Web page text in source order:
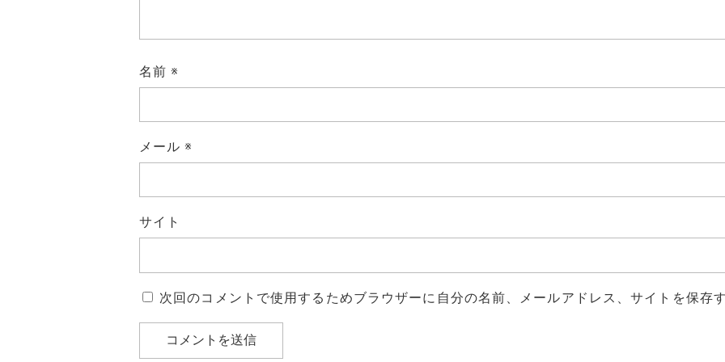
名前※
メール※
サイト
次回のコメントで使用するためブラウザーに自分の名前、メールアドレス、サイトを保存